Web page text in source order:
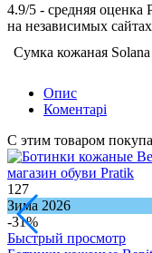
4.9/5 - средняя оценка
на независимых
Сумка кожаная Solana
Опис
Коментарі
С этим товаром
127
Зима 2026
-31%
Быстрый просмотр